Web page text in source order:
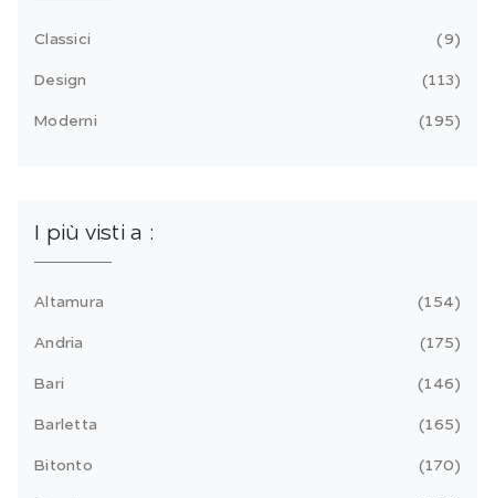
Classici 9
Design 113
Moderni 195
I più visti a :
Altamura 154
Andria 175
Bari 146
Barletta 165
Bitonto 170